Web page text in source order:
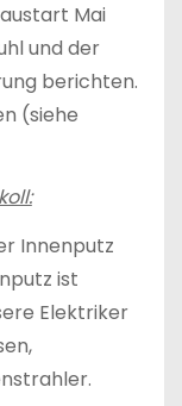
Mai
und der
berichten.
(siehe
Innenputz
ist
Elektriker